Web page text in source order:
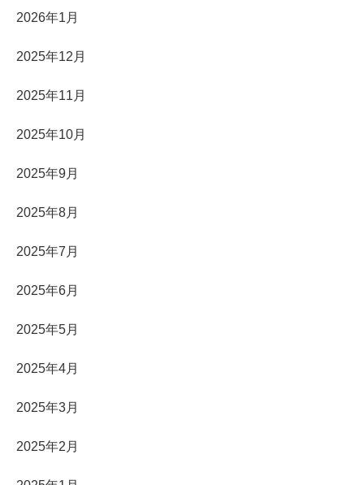
2026年1月
2025年12月
2025年11月
2025年10月
2025年9月
2025年8月
2025年7月
2025年6月
2025年5月
2025年4月
2025年3月
2025年2月